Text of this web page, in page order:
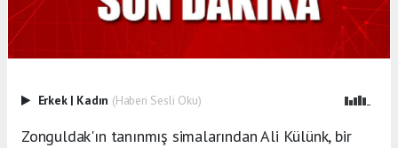
Erkek | Kadın (Haberi Sesli Oku)
Zonguldak'ın tanınmış simalarından Ali Külünk, bir